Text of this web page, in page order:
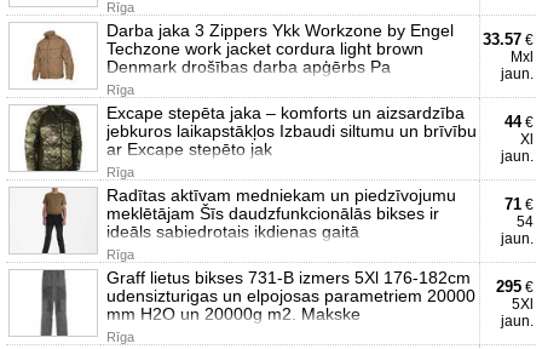
Rīga
Darba jaka 3 Zippers Ykk Workzone by Engel
Techzone work jacket cordura light brown
Denmark drošības darba apģērbs Pa
Rīga
33.57 €
Mxl
jaun.
Excape stepēta jaka – komforts un aizsardzība
jebkuros laikapstākļos Izbaudi siltumu un brīvību
ar Excape stepēto jak
Rīga
44€
Xl
jaun.
Radītas aktīvam medniekam un piedzīvojumu
meklētājam Šīs daudzfunkcionālās bikses ir
ideāls sabiedrotais ikdienas gaitā
Rīga
71 €
54
jaun.
Graff lietus bikses 731-B izmers 5Xl 176-182cm
udensizturigas un elpojosas parametriem 20000
mm H2O un 20000g m2. Makske
Rīga
295 €
5Xl
jaun.